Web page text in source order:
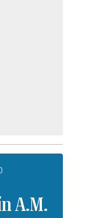
A.M.